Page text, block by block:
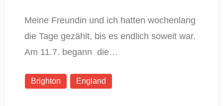
Meine Freundin und ich hatten wochenlang
die Tage gezählt, bis es endlich soweit war.
Am 11.7. begann die…
Brighton England